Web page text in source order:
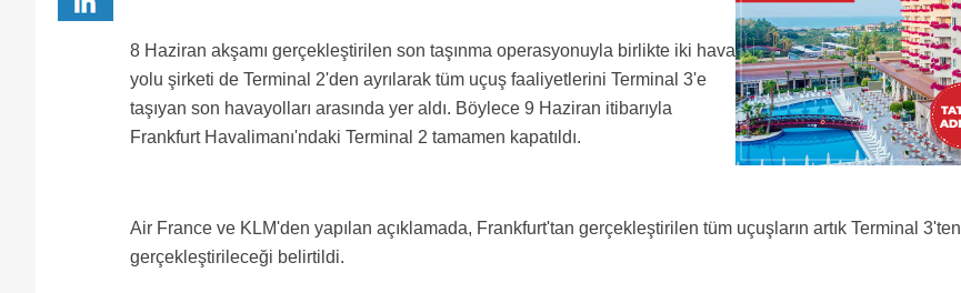
8 Haziran akşamı gerçekleştirilen son taşınma operasyonuyla birlikte iki hava
yolu şirketi de Terminal 2'den ayrılarak tüm uçuş faaliyetlerini Terminal 3'e
taşıyan son havayolları arasında yer aldı. Böylece 9 Haziran itibarıyla
Frankfurt Havalimanı'ndaki Terminal 2 tamamen kapatıldı.
Air France ve KLM'den yapılan açıklamada, Frankfurt'tan gerçekleştirilen tüm uçuşların artık Terminal 3'ten
gerçekleştirileceği belirtildi.